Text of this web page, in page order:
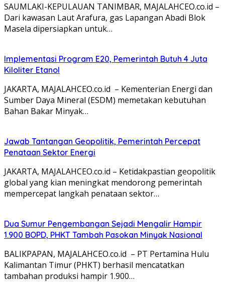
SAUMLAKI-KEPULAUAN TANIMBAR, MAJALAHCEO.co.id –
Dari kawasan Laut Arafura, gas Lapangan Abadi Blok
Masela dipersiapkan untuk…
Implementasi Program E20, Pemerintah Butuh 4 Juta
Kiloliter Etanol
JAKARTA, MAJALAHCEO.co.id – Kementerian Energi dan
Sumber Daya Mineral (ESDM) memetakan kebutuhan
Bahan Bakar Minyak…
Jawab Tantangan Geopolitik, Pemerintah Percepat
Penataan Sektor Energi
JAKARTA, MAJALAHCEO.co.id – Ketidakpastian geopolitik
global yang kian meningkat mendorong pemerintah
mempercepat langkah penataan sektor…
Dua Sumur Pengembangan Sejadi Mengalir Hampir
1.900 BOPD, PHKT Tambah Pasokan Minyak Nasional
BALIKPAPAN, MAJALAHCEO.co.id – PT Pertamina Hulu
Kalimantan Timur (PHKT) berhasil mencatatkan
tambahan produksi hampir 1.900…